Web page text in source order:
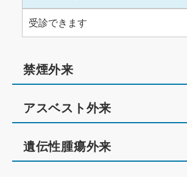
受診できます
禁煙外来
アスベスト外来
遺伝性腫瘍外来